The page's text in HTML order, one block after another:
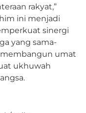
rakyat,”
ini menjadi
sinergi
yang sama-
membangun umat
ukhuwah